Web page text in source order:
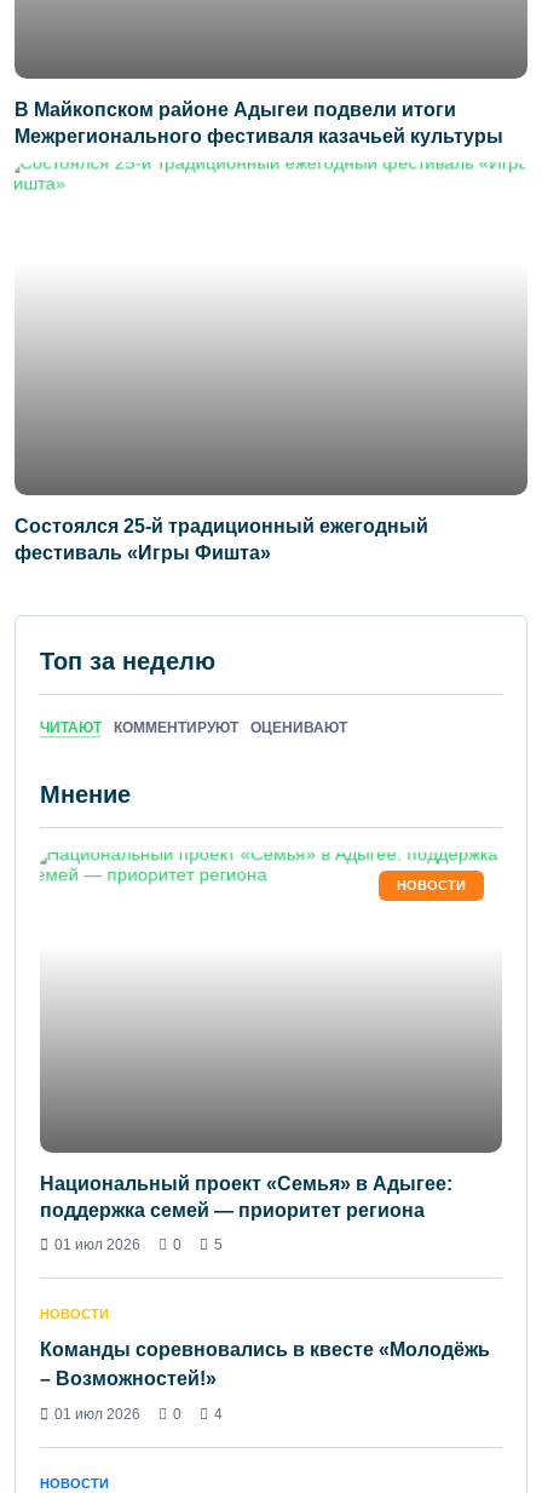
В Майкопском районе Адыгеи подвели итоги
Межрегионального фестиваля казачьей культуры
Состоялся 25-й традиционный ежегодный
фестиваль «Игры Фишта»
Топ за неделю
ЧИТАЮТ КОММЕНТИРУЮТ ОЦЕНИВАЮТ
Мнение
НОВОСТИ
Национальный проект «Семья» в Адыгее:
поддержка семей — приоритет региона
01 июл 2026 0 5
НОВОСТИ
Команды соревновались в квесте «Молодёжь
– Возможностей!»
01 июл 2026 0 4
НОВОСТИ